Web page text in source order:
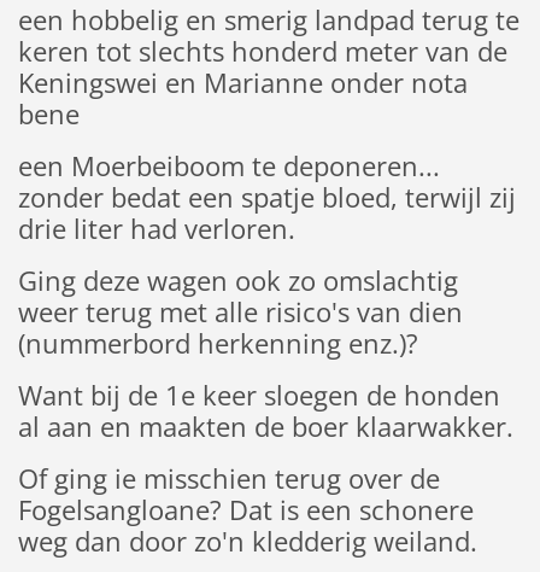
een hobbelig en smerig landpad terug te
keren tot slechts honderd meter van de
Keningswei en Marianne onder nota
bene
een Moerbeiboom te deponeren...
zonder bedat een spatje bloed, terwijl zij
drie liter had verloren.
Ging deze wagen ook zo omslachtig
weer terug met alle risico's van dien
(nummerbord herkenning enz.)?
Want bij de 1e keer sloegen de honden
al aan en maakten de boer klaarwakker.
Of ging ie misschien terug over de
Fogelsangloane? Dat is een schonere
weg dan door zo'n kledderig weiland.